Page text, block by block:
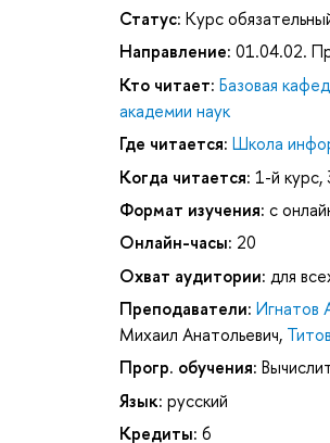
Статус: Курс
Направление: 01.04.02.
Кто читает: Базовая
академии наук
Где читается: Школа
Когда читается: 1-й курс,
Формат изучения: с
Онлайн-часы: 20
Охват аудитории: для
Преподаватели: Игнатов
Михаил Анатольевич,
Прогр. обучения:
Язык: русский
Кредиты: 6